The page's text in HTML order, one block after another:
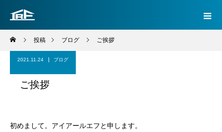
投稿 ブログ ご挨拶
2021.11.24 ブログ
ご挨拶
初めまして。アイアールエフと申します。